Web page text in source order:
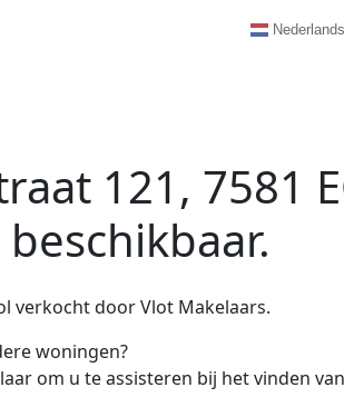
121, 7581
verkocht door Vlot Makelaars.
woningen?
om u te assisteren bij het vinden
Nederlands